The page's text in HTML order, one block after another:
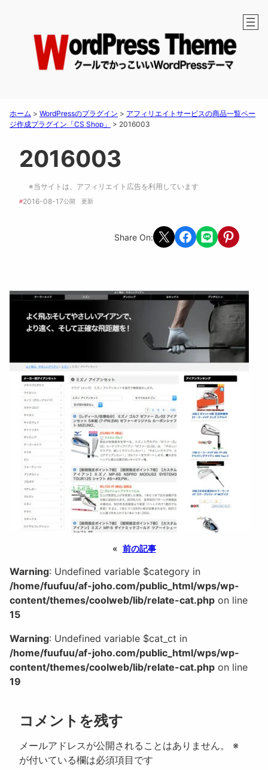
ホーム > WordPressのプラグイン > アフィリエイトサービスの商品一覧ペー
ジ作成プラグイン「CS Shop」
> 2016003
2016003
※当サイトは、アフィリエイト広告を利用しています
#2016-08-17公開 更新
Share On: Share on X Share on Facebook
Share on LINEShare on
« 前の記事
Warning: Undefined variable $category in
/home/fuufuu/af-joho.com/public_html/wps/wp-
content/themes/coolweb/lib/relate-cat.php on line
15
Warning: Undefined variable $cat_ct in
/home/fuufuu/af-joho.com/public_html/wps/wp-
content/themes/coolweb/lib/relate-cat.php on line
19
コメントを残す
メールアドレスが公開されることはありません。
※
が付いている欄は必須項目です